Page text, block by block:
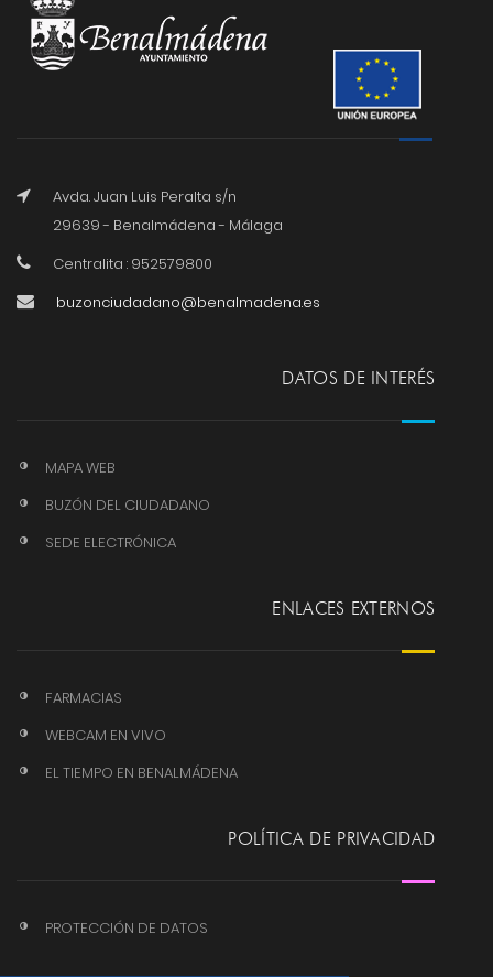
Avda. Juan Luis Peralta s/n
29639 - Benalmádena - Málaga
Centralita : 952579800
buzonciudadano@benalmadena.es
DATOS DE INTERÉS
MAPA WEB
BUZÓN DEL CIUDADANO
SEDE ELECTRÓNICA
ENLACES EXTERNOS
FARMACIAS
WEBCAM EN VIVO
EL TIEMPO EN BENALMÁDENA
POLÍTICA DE PRIVACIDAD
PROTECCIÓN DE DATOS